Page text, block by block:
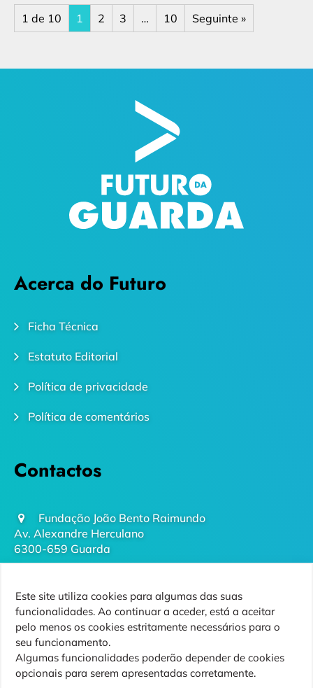
Este site utiliza cookies para algumas das suas
funcionalidades. Ao continuar a aceder, está a aceitar
pelo menos os cookies estritamente necessários para o
seu funcionamento.
Algumas funcionalidades poderão depender de cookies
opcionais para serem apresentadas corretamente.
1 de 10 1 2 3 … 10 Seguinte »
Acerca do Futuro
Ficha Técnica
Estatuto Editorial
Política de privacidade
Política de comentários
Contactos
Fundação João Bento Raimundo
Av. Alexandre Herculano
6300-659 Guarda
271 220 410
(chamada para rede fixa nacional)